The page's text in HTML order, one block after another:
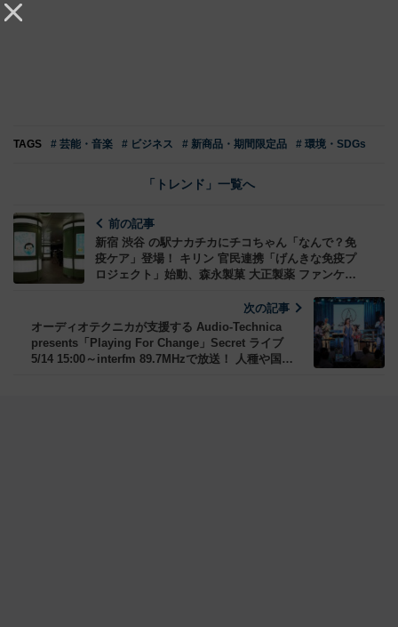
TAGS # 芸能・音楽 # ビジネス # 新商品・期間限定品 # 環境・SDGs
「トレンド」一覧へ
前の記事
新宿 渋谷 の駅ナカチカにチコちゃん「なんで？免
疫ケア」登場！ キリン 官民連携「げんきな免疫プ
ロジェクト」始動、森永製菓 大正製薬 ファンケル
次の記事
オーディオテクニカが支援する Audio-Technica
presents「Playing For Change」Secret ライブ
5/14 15:00～interfm 89.7MHzで放送！ 人種や国境